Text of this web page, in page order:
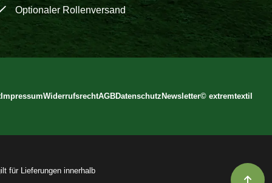
Optionaler Rollenversand
ImpressumWiderrufsrechtAGBDatenschutz Newsletter© extremtextil
für Lieferungen innerhalb